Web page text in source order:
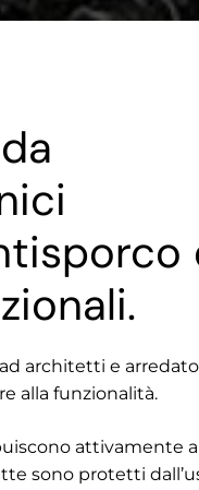
architetti e
alla funzionalità.
attivamente
sono protetti